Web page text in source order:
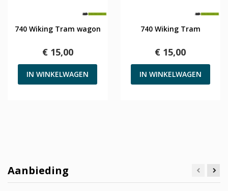
740 Wiking Tram wagon
€ 15,00
IN WINKELWAGEN
740 Wiking Tram
€ 15,00
IN WINKELWAGEN
Aanbieding